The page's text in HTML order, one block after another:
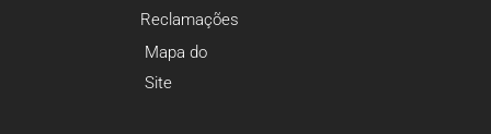
Reclamações
Mapa do
Site